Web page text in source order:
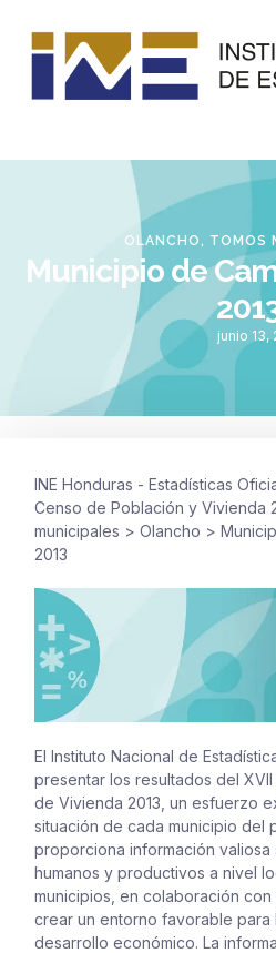
OLANCHO, TOMOS
Municipio de
junio 13,
INE Honduras - Estadísticas
Censo de Población y Vivienda
municipales > Olancho >
2013
El Instituto Nacional de
presentar los resultados del
de Vivienda 2013, un esfuerzo
situación de cada municipio del
proporciona información
humanos y productivos a nivel
municipios, en colaboración con
crear un entorno favorable para
desarrollo económico. La